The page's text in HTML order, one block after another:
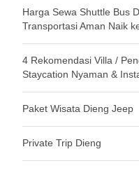
Harga Sewa Shuttle Bus
Transportasi Aman Naik
4 Rekomendasi Villa /
Staycation Nyaman &
Paket Wisata Dieng Jeep
Private Trip Dieng